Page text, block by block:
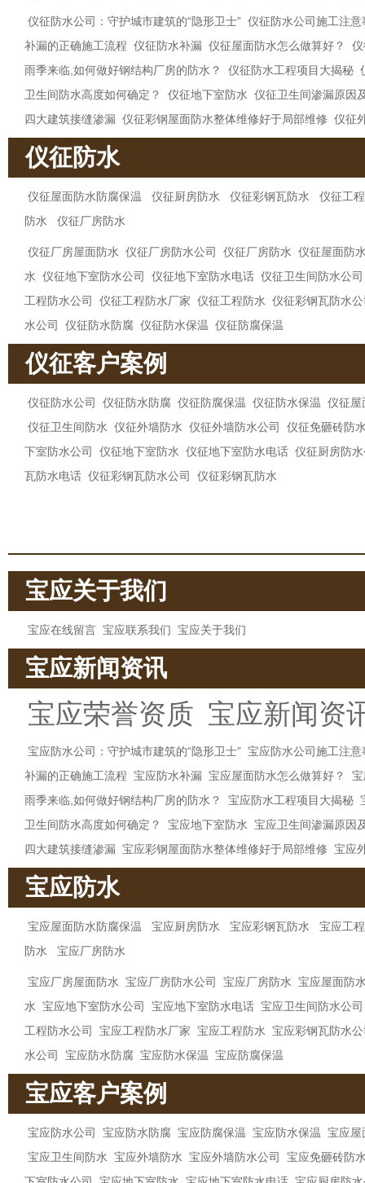
仪征防水公司：守护城市建筑的“隐形卫士” 仪征防水公司施工注
补漏的正确施工流程 仪征防水补漏 仪征屋面防水怎么做算好？
雨季来临,如何做好钢结构厂房的防水？
仪征防水工程项目大揭秘
卫生间防水高度如何确定？
仪征地下室防水 仪征卫生间渗漏原因
四大建筑接缝渗漏 仪征彩钢屋面防水整体维修好于局部维修 仪征
仪征防水
仪征屋面防水防腐保温 仪征厨房防水 仪征彩钢瓦防水
仪征工
防水
仪征厂房防水
仪征厂房屋面防水 仪征厂房防水公司 仪征厂房防水 仪征屋面防
水 仪征地下室防水公司 仪征地下室防水电话 仪征卫生间防水公司
工程防水公司
仪征工程防水厂家 仪征工程防水 仪征彩钢瓦防水
水公司
仪征防水防腐 仪征防水保温 仪征防腐保温
仪征客户案例
仪征防水公司 仪征防水防腐 仪征防腐保温 仪征防水保温 仪征屋
仪征卫生间防水 仪征外墙防水 仪征外墙防水公司
仪征免砸砖防
下室防水公司
仪征地下室防水 仪征地下室防水电话 仪征厨房防
瓦防水电话 仪征彩钢瓦防水公司 仪征彩钢瓦防水
宝应关于我们
宝应在线留言 宝应联系我们 宝应关于我们
宝应新闻资讯
宝应荣誉资质 宝应新闻资
宝应防水公司：守护城市建筑的“隐形卫士” 宝应防水公司施工注
补漏的正确施工流程 宝应防水补漏 宝应屋面防水怎么做算好？
雨季来临,如何做好钢结构厂房的防水？
宝应防水工程项目大揭秘
卫生间防水高度如何确定？
宝应地下室防水 宝应卫生间渗漏原因
四大建筑接缝渗漏 宝应彩钢屋面防水整体维修好于局部维修 宝应
宝应防水
宝应屋面防水防腐保温 宝应厨房防水 宝应彩钢瓦防水
宝应工
防水
宝应厂房防水
宝应厂房屋面防水 宝应厂房防水公司 宝应厂房防水 宝应屋面防
水 宝应地下室防水公司 宝应地下室防水电话 宝应卫生间防水公司
工程防水公司
宝应工程防水厂家 宝应工程防水 宝应彩钢瓦防水
水公司
宝应防水防腐 宝应防水保温 宝应防腐保温
宝应客户案例
宝应防水公司 宝应防水防腐 宝应防腐保温 宝应防水保温 宝应屋
宝应卫生间防水 宝应外墙防水 宝应外墙防水公司
宝应免砸砖防